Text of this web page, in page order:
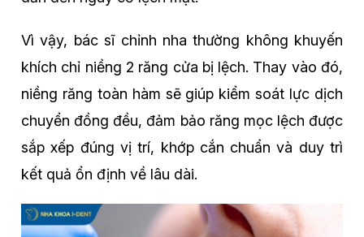
Vì vậy, bác sĩ chỉnh nha thường không khuyến
khích chỉ niềng 2 răng cửa bị lệch. Thay vào đó,
niềng răng toàn hàm sẽ giúp kiểm soát lực dịch
chuyển đồng đều, đảm bảo răng mọc lệch được
sắp xếp đúng vị trí, khớp cắn chuẩn và duy trì
kết quả ổn định về lâu dài.